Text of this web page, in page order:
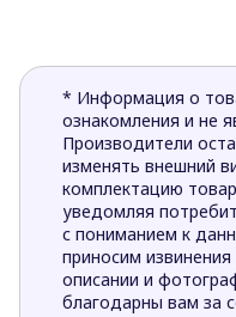
* Информация о
ознакомления и не
Производители
изменять внешний
комплектацию
уведомляя
с пониманием к
приносим
описании и
благодарны вам за